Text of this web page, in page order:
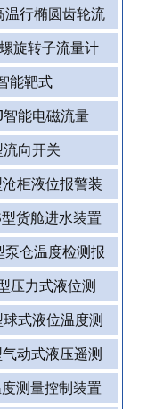
温行椭圆齿轮流
旋转子流量计
能靶式
智能电磁流量
流向开关
柜液位报警装
货舱进水装置
泵仓温度检测报
压力式液位测
式液位温度测
动式液压遥测
测量控制装置